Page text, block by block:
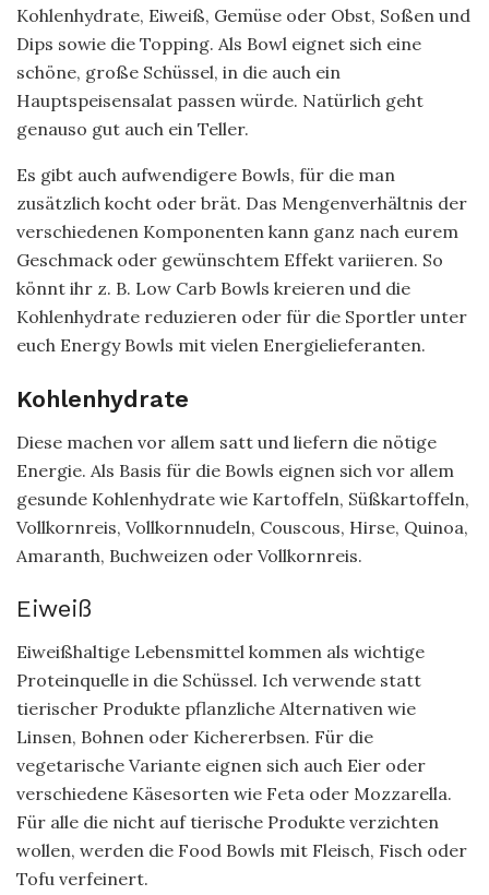
Kohlenhydrate, Eiweiß, Gemüse oder Obst, Soßen und
Dips sowie die Topping. Als Bowl eignet sich eine
schöne, große Schüssel, in die auch ein
Hauptspeisensalat passen würde. Natürlich geht
genauso gut auch ein Teller.
Es gibt auch aufwendigere Bowls, für die man
zusätzlich kocht oder brät. Das Mengenverhältnis der
verschiedenen Komponenten kann ganz nach eurem
Geschmack oder gewünschtem Effekt variieren. So
könnt ihr z. B. Low Carb Bowls kreieren und die
Kohlenhydrate reduzieren oder für die Sportler unter
euch Energy Bowls mit vielen Energielieferanten.
Kohlenhydrate
Diese machen vor allem satt und liefern die nötige
Energie. Als Basis für die Bowls eignen sich vor allem
gesunde Kohlenhydrate wie Kartoffeln, Süßkartoffeln,
Vollkornreis, Vollkornnudeln, Couscous, Hirse, Quinoa,
Amaranth, Buchweizen oder Vollkornreis.
Eiweiß
Eiweißhaltige Lebensmittel kommen als wichtige
Proteinquelle in die Schüssel. Ich verwende statt
tierischer Produkte pflanzliche Alternativen wie
Linsen, Bohnen oder Kichererbsen. Für die
vegetarische Variante eignen sich auch Eier oder
verschiedene Käsesorten wie Feta oder Mozzarella.
Für alle die nicht auf tierische Produkte verzichten
wollen, werden die Food Bowls mit Fleisch, Fisch oder
Tofu verfeinert.